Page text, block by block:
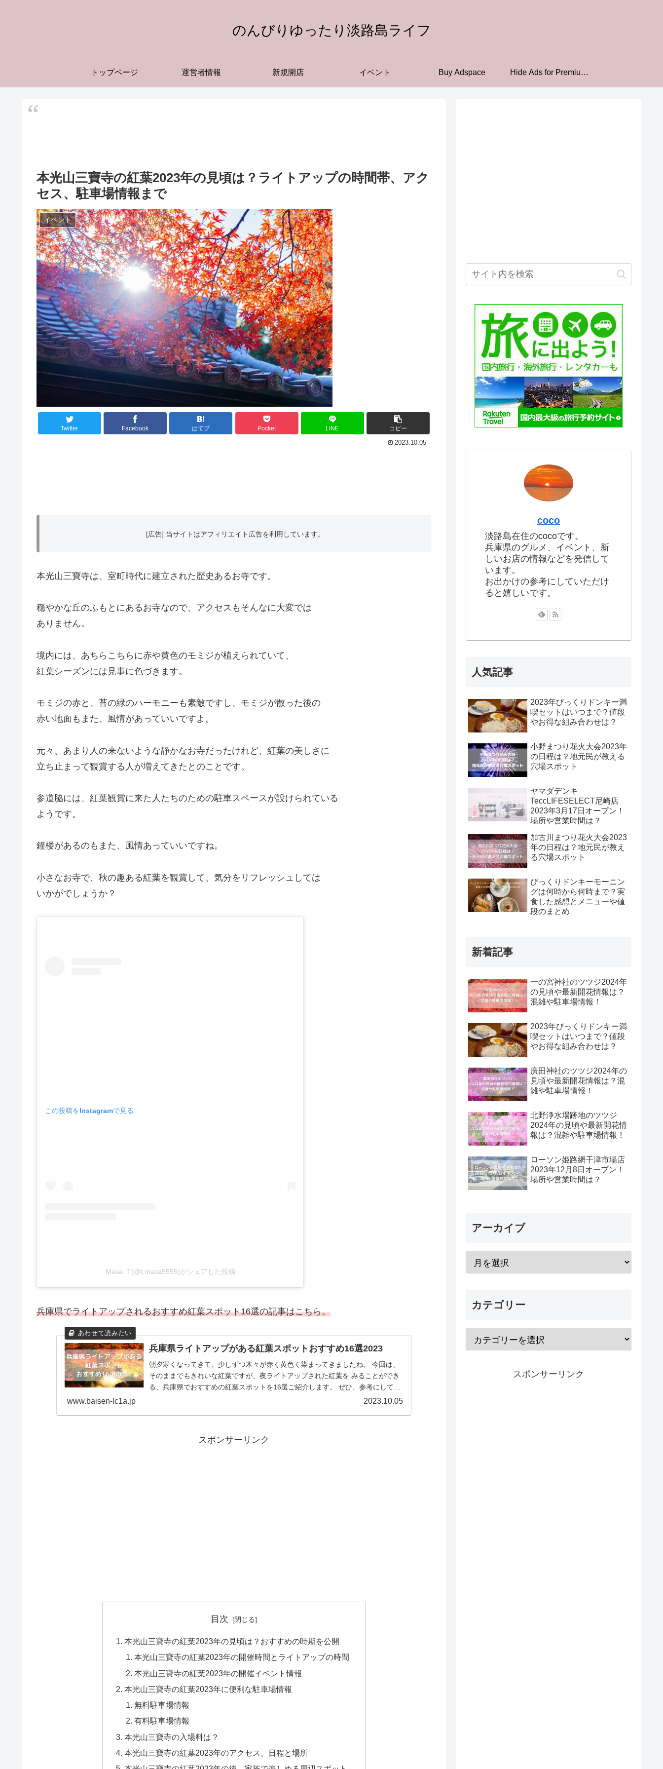
のんびりゆったり淡路島ライフ
トップページ 運営者情報 新規開店 イベント Buy Adspace Hide Ads for Premium
本光山三寶寺の紅葉2023年の見頃は？ライトアップの時間帯、アク
セス、駐車場情報まで
イベント
Twitter Facebook はてブ Pocket LINE コピー
2023.10.05
[広告] 当サイトはアフィリエイト広告を利用しています。
本光山三寶寺は、室町時代に建立された歴史あるお寺です。
穏やかな丘のふもとにあるお寺なので、アクセスもそんなに大変では
ありません。
境内には、あちらこちらに赤や黄色のモミジが植えられていて、
紅葉シーズンには見事に色づきます。
モミジの赤と、苔の緑のハーモニーも素敵ですし、モミジが散った後の
赤い地面もまた、風情があっていいですよ。
元々、あまり人の来ないような静かなお寺だったけれど、紅葉の美しさに
立ち止まって観賞する人が増えてきたとのことです。
参道脇には、紅葉観賞に来た人たちのための駐車スペースが設けられている
ようです。
鐘楼があるのもまた、風情あっていいですね。
小さなお寺で、秋の趣ある紅葉を観賞して、気分をリフレッシュしては
いかがでしょうか？
この投稿をInstagramで見る
Masa. T(@t.masa5555)がシェアした投稿
兵庫県でライトアップされるおすすめ紅葉スポット16選の記事はこちら。
兵庫県ライトアップがある紅葉スポットおすすめ16選2023
朝夕寒くなってきて、少しずつ木々が赤く黄色く染まってきましたね。 今回は、
そのままでもきれいな紅葉ですが、夜ライトアップされた紅葉を みることができ
る、兵庫県でおすすめの紅葉スポットを16選ご紹介します。 ぜひ、参考にしてい
www.baisen-lc1a.jp 2023.10.05
スポンサーリンク
目次
本光山三寶寺の紅葉2023年の見頃は？おすすめの時期を公開
本光山三寶寺の紅葉2023年の開催時間とライトアップの時間
本光山三寶寺の紅葉2023年の開催イベント情報
本光山三寶寺の紅葉2023年に便利な駐車場情報
無料駐車場情報
有料駐車場情報
本光山三寶寺の入場料は？
本光山三寶寺の紅葉2023年のアクセス、日程と場所
coco
淡路島在住のcocoです。
兵庫県のグルメ、イベント、新
しいお店の情報などを発信して
います。
お出かけの参考にしていただけ
ると嬉しいです。
人気記事
2023年びっくりドンキー満
喫セットはいつまで？値段
やお得な組み合わせは？
小野まつり花火大会2023年
の日程は？地元民が教える
穴場スポット
ヤマダデンキ
TeccLIFESELECT尼崎店
2023年3月17日オープン！
場所や営業時間は？
加古川まつり花火大会2023
年の日程は？地元民が教え
る穴場スポット
びっくりドンキーモーニン
グは何時から何時まで？実
食した感想とメニューや値
段のまとめ
新着記事
一の宮神社のツツジ2024年
の見頃や最新開花情報は？
混雑や駐車場情報！
2023年びっくりドンキー満
喫セットはいつまで？値段
やお得な組み合わせは？
廣田神社のツツジ2024年の
見頃や最新開花情報は？混
雑や駐車場情報！
北野浄水場跡地のツツジ
2024年の見頃や最新開花情
報は？混雑や駐車場情報！
ローソン姫路網干津市場店
2023年12月8日オープン！
場所や営業時間は？
アーカイブ
カテゴリー
スポンサーリンク